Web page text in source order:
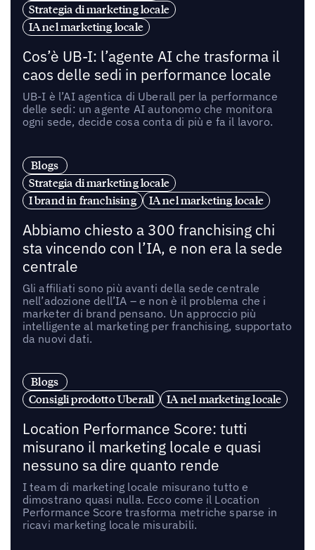
Strategia di marketing locale
IA nel marketing locale
Cos’è UB-I: l’agente AI che trasforma il
caos delle sedi in performance locale
UB-I è l’AI agentica di Uberall per la performance
delle sedi: un agente AI autonomo che monitora
ogni sede, decide cosa conta di più e fa il lavoro.
Blogs
Strategia di marketing locale
I brand in franchising
IA nel marketing locale
Abbiamo chiesto a 300 franchising chi
sta vincendo con l’IA, e non era la sede
centrale
Gli affiliati sono più avanti della sede centrale
nell’adozione dell’IA – e non è il problema che i
marketer di brand pensano. Un approccio più
intelligente al marketing per franchising, supportato
da nuovi dati.
Blogs
Consigli prodotto Uberall
IA nel marketing locale
Location Performance Score: tutti
misurano il marketing locale e quasi
nessuno sa dire quanto rende
I team di marketing locale misurano tutto e
dimostrano quasi nulla. Ecco come il Location
Performance Score trasforma metriche sparse in
ricavi marketing locale misurabili.